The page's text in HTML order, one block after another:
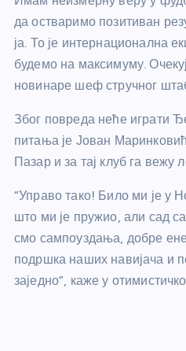
да остваримо позитиван
ја. То је интернационална
будемо на максимуму.
новинаре шеф стручног
Због повреда неће играти
питања је Јован
Пазар и за тај клуб га
“Управо тако! Било ми је у
што ми је пружио, али сад
смо сампоуздања, добре
подршка наших навијача и
заједно”, каже у